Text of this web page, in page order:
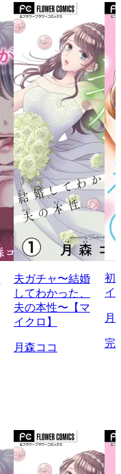
夫ガチャ〜結婚
してわかった、
夫の本性〜【マ
イクロ】
月森ココ
初
イ
月
完